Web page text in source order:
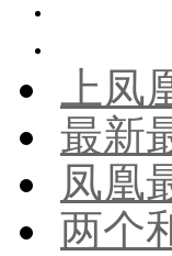
上
最新
凤凰
两个